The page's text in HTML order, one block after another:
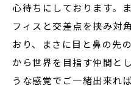
心待ちにしております。
フィスと交差点を挟み対
おり、まさに目と鼻の先
から世界を目指す仲間と
うな感覚でご一緒出来れ